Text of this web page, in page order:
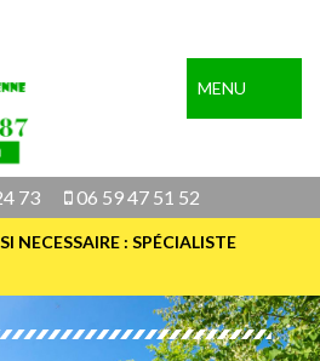
MENU
73 06 59 47 51 52
NECESSAIRE : SPÉCIALISTE